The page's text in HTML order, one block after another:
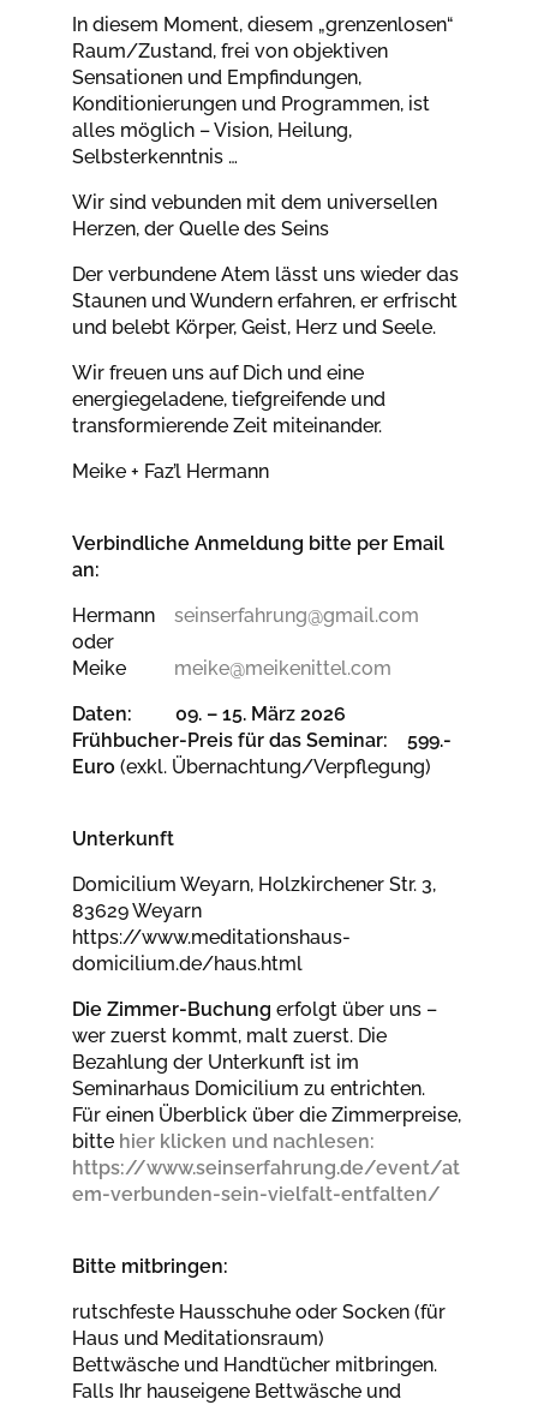
In diesem Moment, diesem „grenzenlosen“
Raum/Zustand, frei von objektiven
Sensationen und Empfindungen,
Konditionierungen und Programmen, ist
alles möglich – Vision, Heilung,
Selbsterkenntnis …
Wir sind vebunden mit dem universellen
Herzen, der Quelle des Seins
Der verbundene Atem lässt uns wieder das
Staunen und Wundern erfahren, er erfrischt
und belebt Körper, Geist, Herz und Seele.
Wir freuen uns auf Dich und eine
energiegeladene, tiefgreifende und
transformierende Zeit miteinander.
Meike + Faz’l Hermann
Verbindliche Anmeldung bitte per Email
an:
Hermann seinserfahrung@gmail.com
oder
Meike meike@meikenittel.com
Daten: 09. – 15. März 2026
Frühbucher-Preis für das Seminar: 599.-
Euro(exkl. Übernachtung/Verpflegung)
Unterkunft
Domicilium Weyarn, Holzkirchener Str. 3,
83629 Weyarn
https://www.meditationshaus-
domicilium.de/haus.html
Die Zimmer-Buchung erfolgt über uns –
wer zuerst kommt, malt zuerst. Die
Bezahlung der Unterkunft ist im
Seminarhaus Domicilium zu entrichten.
Für einen Überblick über die Zimmerpreise,
bitte hier klicken und nachlesen:
https://www.seinserfahrung.de/event/at
em-verbunden-sein-vielfalt-entfalten/
Bitte mitbringen:
rutschfeste Hausschuhe oder Socken (für
Haus und Meditationsraum)
Bettwäsche und Handtücher mitbringen.
Falls Ihr hauseigene Bettwäsche und